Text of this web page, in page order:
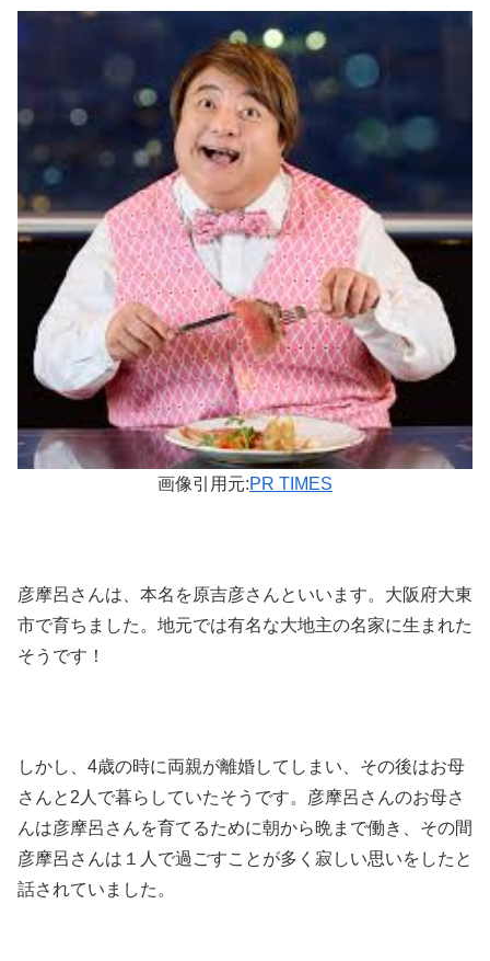
画像引用元:PR TIMES
彦摩呂さんは、本名を原吉彦さんといいます。大阪府大東
市で育ちました。地元では有名な大地主の名家に生まれた
そうです！
しかし、4歳の時に両親が離婚してしまい、その後はお母
さんと2人で暮らしていたそうです。彦摩呂さんのお母さ
んは彦摩呂さんを育てるために朝から晩まで働き、その間
彦摩呂さんは１人で過ごすことが多く寂しい思いをしたと
話されていました。